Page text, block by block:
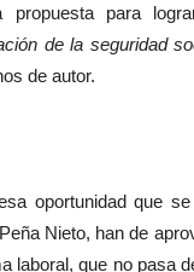
propuesta para
de la seguridad
de autor.
oportunidad que
Nieto, han de
laboral, que no pasa